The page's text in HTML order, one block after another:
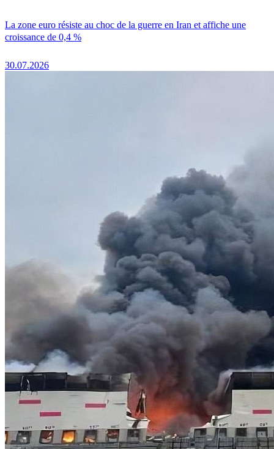
La zone euro résiste au choc de la guerre en Iran et affiche une
croissance de 0,4 %
30.07.2026